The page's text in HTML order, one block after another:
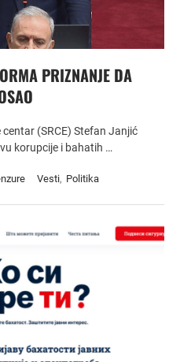
PRIZNANJE DA
(SRCE) Stefan Janjić
korupcije i bahatih …
Vesti, Politika